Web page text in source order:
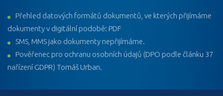
Přehled datových formátů dokumentů, ve kterých přijímáme
dokumenty v digitální podobě: PDF
SMS, MMS jako dokumenty nepřijímáme.
Pověřenec pro ochranu osobních údajů (DPO podle článku 37
nařízení GDPR) Tomáš Urban.